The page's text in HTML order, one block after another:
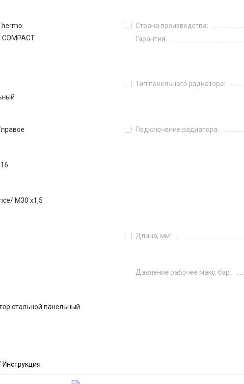
COMPACT
Страна производства:
Гарантия:
Тип панельного радиатора:
Подключение радиатора:
М30 х1,5
Длина, мм:
Давление рабочее макс, бар:
стальной панельный
Инструкция